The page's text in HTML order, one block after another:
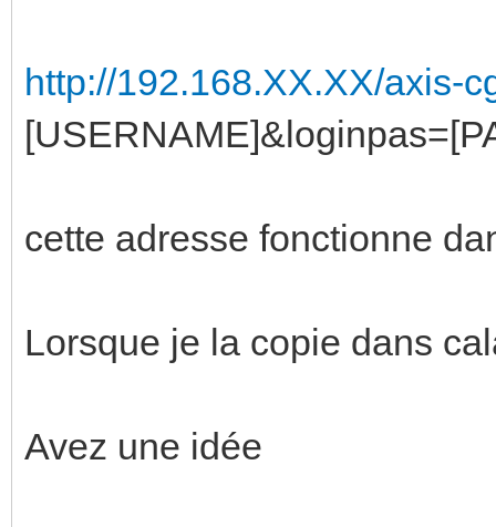
http://192.168.XX.XX/axis-
cette adresse fonctionne
Lorsque je la copie dans
Avez une idée